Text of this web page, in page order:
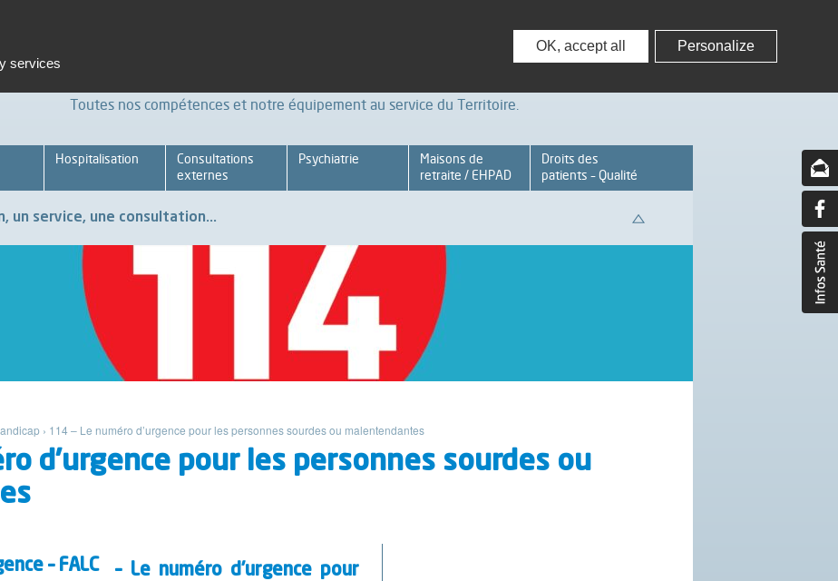
Toutes nos compétences et notre équipement au service du Territoire.
Hospitalisation
Consultations
externes
Psychiatrie
Maisons de
retraite / EHPAD
Droits des
patients – Qualité
un service, une consultation...
› 114 – Le numéro d’urgence pour les personnes sourdes ou malentendantes
d’urgence pour les personnes sourdes ou
– FALC– Le numéro d’urgence pour
services
OK, accept all Personalize